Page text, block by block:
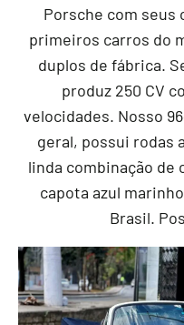
Porsche com seus
primeiros carros do
duplos de fábrica.
produz 250 CV
velocidades. Nosso
geral, possui rodas
linda combinação
capota azul
Brasil.